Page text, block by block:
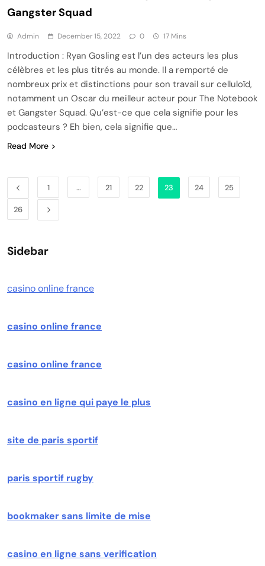
Gangster Squad
Admin December 15, 2022 0 17 Mins
Introduction : Ryan Gosling est l’un des acteurs les plus
célèbres et les plus titrés au monde. Il a remporté de
nombreux prix et distinctions pour son travail sur celluloïd,
notamment un Oscar du meilleur acteur pour The Notebook
et Gangster Squad. Qu’est-ce que cela signifie pour les
podcasteurs ? Eh bien, cela signifie que…
Read More
1 … 21 22 23 24 25
26
Sidebar
casino online france
casino online france
casino online france
casino en ligne qui paye le plus
site de paris sportif
paris sportif rugby
bookmaker sans limite de mise
casino en ligne sans verification